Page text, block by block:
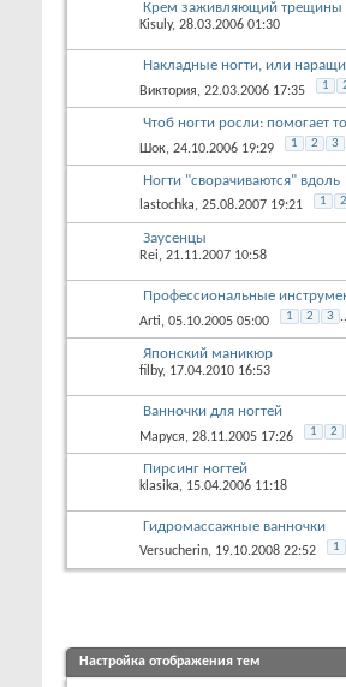
Крем заживляющий трещины
Kisuly, 28.03.2006 01:30
Накладные ногти, или
Виктория, 22.03.2006 17:35 1
Чтоб ногти росли: помогает
Шок, 24.10.2006 19:29 1 2 3
Ногти "сворачиваются" вдоль
lastochka, 25.08.2007 19:21 1 2
Заусенцы
Rei, 21.11.2007 10:58
Профессиональные
Arti, 05.10.2005 05:00 1 2 3
Японский маникюр
filby, 17.04.2010 16:53
Ванночки для ногтей
Маруся, 28.11.2005 17:26 1 2
Пирсинг ногтей
klasika, 15.04.2006 11:18
Гидромассажные ванночки
Versucherin, 19.10.2008 22:52 1
Настройка отображения тем